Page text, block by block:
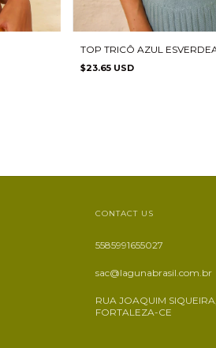
TOP TRICÔ AZUL
$23.65 USD
CONTACT US
5585991655027
sac@lagunabrasil.com.br
RUA JOAQUIM
FORTALEZA-CE